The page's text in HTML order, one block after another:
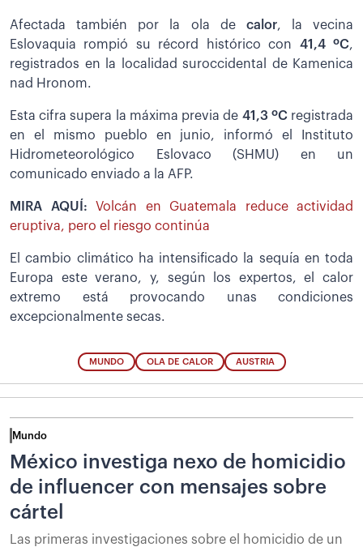
Afectada también por la ola de calor, la vecina
Eslovaquia rompió su récord histórico con 41,4 ºC,
registrados en la localidad suroccidental de Kamenica
nad Hronom.
Esta cifra supera la máxima previa de 41,3 ºCregistrada
en el mismo pueblo en junio, informó el Instituto
Hidrometeorológico Eslovaco (SHMU) en un
comunicado enviado a la AFP.
MIRA AQUÍ: Volcán en Guatemala reduce actividad
eruptiva, pero el riesgo continúa
El cambio climático ha intensificado la sequía en toda
Europa este verano, y, según los expertos, el calor
extremo está provocando unas condiciones
excepcionalmente secas.
MUNDO OLA DE CALOR AUSTRIA
Mundo
México investiga nexo de homicidio
de influencer con mensajes sobre
cártel
Las primeras investigaciones sobre el homicidio de un